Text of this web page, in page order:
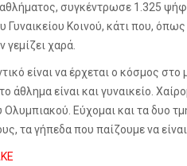
συγκέντρωσε 1.325
Γυναικείου Κοινού, κάτι που,
γεμίζει χαρά.
είναι να έρχεται ο κόσμος στο
άθλημα είναι και γυναικείο.
Ολυμπιακού. Εύχομαι και τα δυο
τα γήπεδα που παίζουμε να